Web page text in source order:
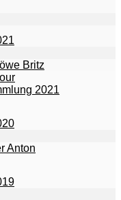
Britz
2021
Anton